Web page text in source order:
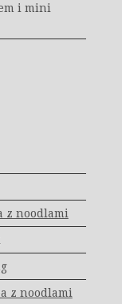
i mini
z noodlami
z noodlami